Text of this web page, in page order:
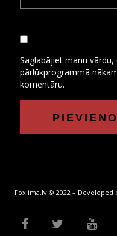
Saglabājiet manu
pārlūkprogrammā
komentāru.
Foxlima.lv © 2022 – Developed